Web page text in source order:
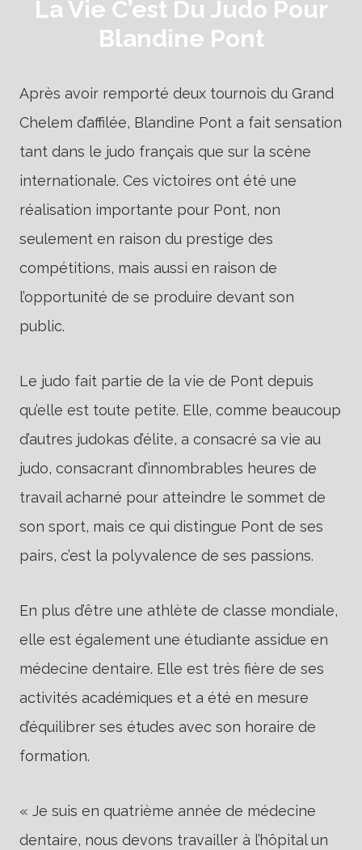
La Vie C’est Du Judo Pour
Blandine Pont
Après avoir remporté deux tournois du Grand
Chelem d’affilée, Blandine Pont a fait sensation
tant dans le judo français que sur la scène
internationale. Ces victoires ont été une
réalisation importante pour Pont, non
seulement en raison du prestige des
compétitions, mais aussi en raison de
l’opportunité de se produire devant son
public.
Le judo fait partie de la vie de Pont depuis
qu’elle est toute petite. Elle, comme beaucoup
d’autres judokas d’élite, a consacré sa vie au
judo, consacrant d’innombrables heures de
travail acharné pour atteindre le sommet de
son sport, mais ce qui distingue Pont de ses
pairs, c’est la polyvalence de ses passions.
En plus d’être une athlète de classe mondiale,
elle est également une étudiante assidue en
médecine dentaire. Elle est très fière de ses
activités académiques et a été en mesure
d’équilibrer ses études avec son horaire de
formation.
« Je suis en quatrième année de médecine
dentaire, nous devons travailler à l’hôpital un